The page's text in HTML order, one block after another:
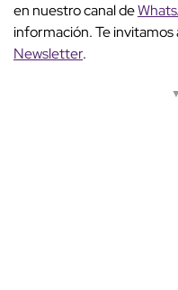
en nuestro canal de
información. Te invitamos
Newsletter.